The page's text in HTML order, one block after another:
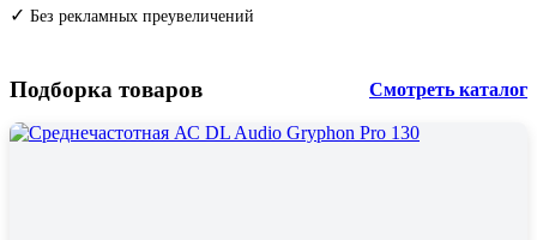
✓ Без рекламных преувеличений
Подборка товаров Смотреть каталог